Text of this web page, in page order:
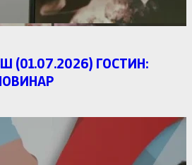
(01.07.2026) ГОСТИН: